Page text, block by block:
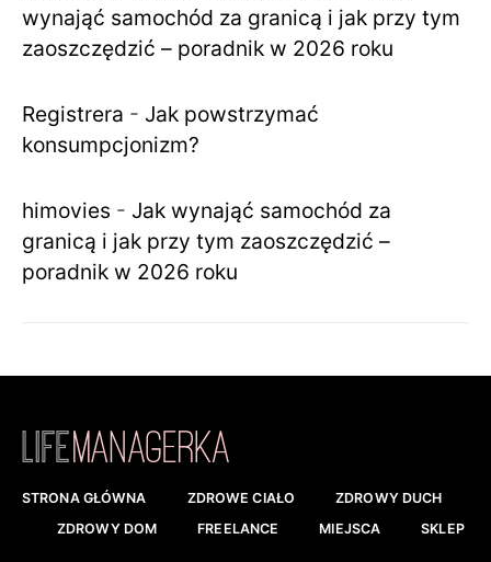
wynająć samochód za granicą i jak przy tym
zaoszczędzić – poradnik w 2026 roku
Registrera - Jak powstrzymać
konsumpcjonizm?
himovies - Jak wynająć samochód za
granicą i jak przy tym zaoszczędzić –
poradnik w 2026 roku
STRONA GŁÓWNA ZDROWE CIAŁO
ZDROWY DUCH
ZDROWY DOM
FREELANCE MIEJSCA SKLEP